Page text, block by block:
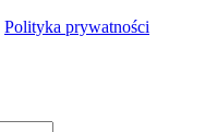
Polityka prywatności